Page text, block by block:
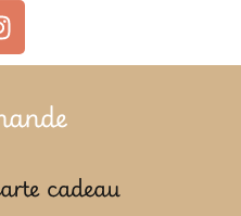
cadeau